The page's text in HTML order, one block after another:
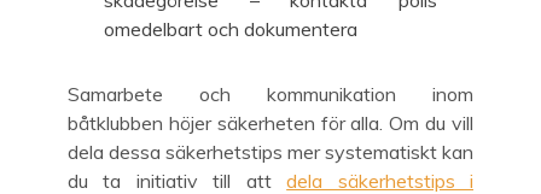
omedelbart och dokumentera
Samarbete och kommunikation inom
båtklubben höjer säkerheten för alla. Om du vill
dela dessa säkerhetstips mer systematiskt kan
du ta initiativ till attdela säkerhetstips i